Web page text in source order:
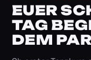
EUER
TAG
DEM